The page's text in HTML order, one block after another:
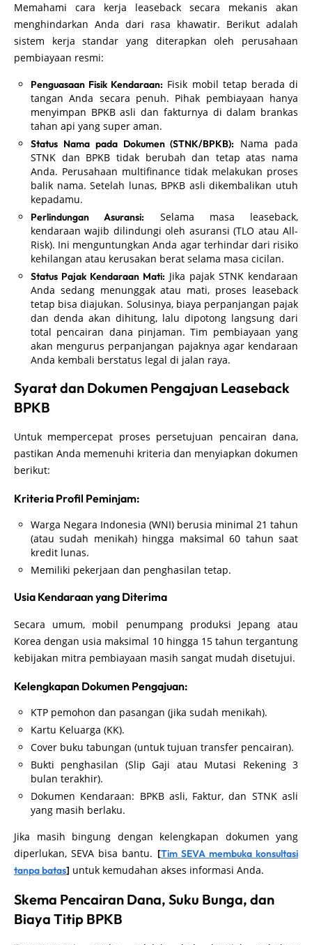
Memahami cara kerja leaseback secara mekanis akan
menghindarkan Anda dari rasa khawatir. Berikut adalah
sistem kerja standar yang diterapkan oleh perusahaan
pembiayaan resmi:
Penguasaan Fisik Kendaraan: Fisik mobil tetap berada di
tangan Anda secara penuh. Pihak pembiayaan hanya
menyimpan BPKB asli dan fakturnya di dalam brankas
tahan api yang super aman.
Status Nama pada Dokumen (STNK/BPKB):
Nama pada
STNK dan BPKB tidak berubah dan tetap atas nama
Anda. Perusahaan multifinance tidak melakukan proses
balik nama. Setelah lunas, BPKB asli dikembalikan utuh
kepadamu.
Perlindungan Asuransi: Selama masa leaseback,
kendaraan wajib dilindungi oleh asuransi (TLO atau All-
Risk). Ini menguntungkan Anda agar terhindar dari risiko
kehilangan atau kerusakan berat selama masa cicilan.
Status Pajak Kendaraan Mati: Jika pajak STNK kendaraan
Anda sedang menunggak atau mati, proses leaseback
tetap bisa diajukan. Solusinya, biaya perpanjangan pajak
dan denda akan dihitung, lalu dipotong langsung dari
total pencairan dana pinjaman. Tim pembiayaan yang
akan mengurus perpanjangan pajaknya agar kendaraan
Anda kembali berstatus legal di jalan raya.
Syarat dan Dokumen Pengajuan Leaseback
BPKB
Untuk mempercepat proses persetujuan pencairan dana,
pastikan Anda memenuhi kriteria dan menyiapkan dokumen
berikut:
Kriteria Profil Peminjam:
Warga Negara Indonesia (WNI) berusia minimal 21 tahun
(atau sudah menikah) hingga maksimal 60 tahun saat
kredit lunas.
Memiliki pekerjaan dan penghasilan tetap.
Usia Kendaraan yang Diterima
Secara umum, mobil penumpang produksi Jepang atau
Korea dengan usia maksimal 10 hingga 15 tahun tergantung
kebijakan mitra pembiayaan masih sangat mudah disetujui.
Kelengkapan Dokumen Pengajuan:
KTP pemohon dan pasangan (jika sudah menikah).
Kartu Keluarga (KK).
Cover buku tabungan (untuk tujuan transfer pencairan).
Bukti penghasilan (Slip Gaji atau Mutasi Rekening 3
bulan terakhir).
Dokumen Kendaraan: BPKB asli, Faktur, dan STNK asli
yang masih berlaku.
Jika masih bingung dengan kelengkapan dokumen yang
diperlukan, SEVA bisa bantu. [Tim SEVA membuka konsultasi
tanpa batas] untuk kemudahan akses informasi Anda.
Skema Pencairan Dana, Suku Bunga, dan
Biaya Titip BPKB